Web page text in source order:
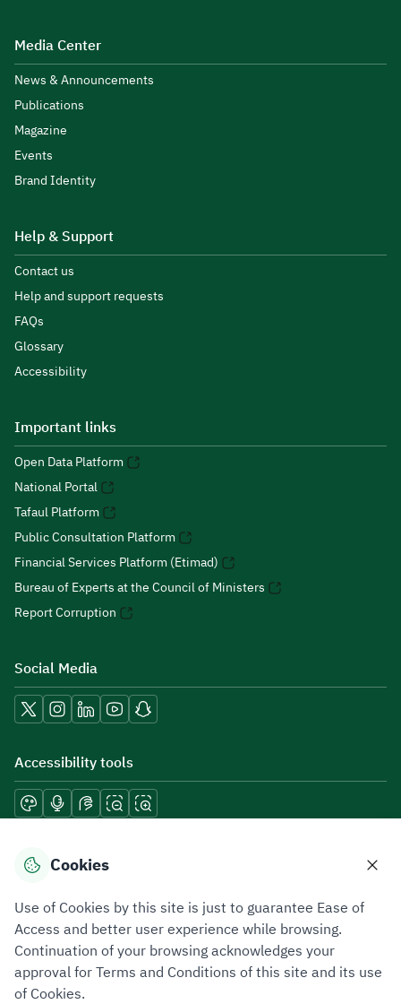
Media Center
News & Announcements
Publications
Magazine
Events
Brand Identity
Help & Support
Contact us
Help and support requests
FAQs
Glossary
Accessibility
Important links
Open Data Platform
National Portal
Tafaul Platform
Public Consultation Platform
Financial Services Platform (Etimad)
Bureau of Experts at the Council of Ministers
Report Corruption
Social Media
Accessibility tools
Download mobile applications
Privacy PolicyTerms of UseSite Map
Cookies
Use of Cookies by this site is just to guarantee Ease of
Access and better user experience while browsing.
Continuation of your browsing acknowledges your
approval for Terms and Conditions of this site and its use
of Cookies.